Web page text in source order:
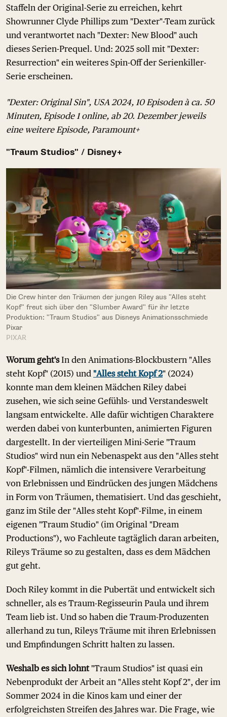
Staffeln der Original-Serie zu erreichen, kehrt
Showrunner Clyde Phillips zum "Dexter"-Team zurück
und verantwortet nach "Dexter: New Blood" auch
dieses Serien-Prequel. Und: 2025 soll mit "Dexter:
Resurrection" ein weiteres Spin-Off der Serienkiller-
Serie erscheinen.
"Dexter: Original Sin", USA 2024, 10 Episoden à ca. 50
Minuten, Episode 1 online, ab 20. Dezember jeweils
eine weitere Episode, Paramount+
"Traum Studios" / Disney+
Die Crew hinter den Träumen der jungen Riley aus "Alles steht
Kopf" freut sich über den "Slumber Award" für ihr letzte
Produktion: "Traum Studios" aus Disneys Animationsschmiede
Pixar
PIXAR
Worum geht'sIn den Animations-Blockbustern "Alles
steht Kopf" (2015) und "Alles steht Kopf 2" (2024)
konnte man dem kleinen Mädchen Riley dabei
zusehen, wie sich seine Gefühls- und Verstandeswelt
langsam entwickelte. Alle dafür wichtigen Charaktere
werden dabei von kunterbunten, animierten Figuren
dargestellt. In der vierteiligen Mini-Serie "Traum
Studios" wird nun ein Nebenaspekt aus den "Alles steht
Kopf"-Filmen, nämlich die intensivere Verarbeitung
von Erlebnissen und Eindrücken des jungen Mädchens
in Form von Träumen, thematisiert. Und das geschieht,
ganz im Stile der "Alles steht Kopf"-Filme, in einem
eigenen "Traum Studio" (im Original "Dream
Productions"), wo Fachleute tagtäglich daran arbeiten,
Rileys Träume so zu gestalten, dass es dem Mädchen
gut geht.
Doch Riley kommt in die Pubertät und entwickelt sich
schneller, als es Traum-Regisseurin Paula und ihrem
Team lieb ist. Und so haben die Traum-Produzenten
allerhand zu tun, Rileys Träume mit ihren Erlebnissen
und Empfindungen Schritt halten zu lassen.
Weshalb es sich lohnt"Traum Studios" ist quasi ein
Nebenprodukt der Arbeit an "Alles steht Kopf 2", der im
Sommer 2024 in die Kinos kam und einer der
erfolgreichsten Streifen des Jahres war. Die Frage, wie